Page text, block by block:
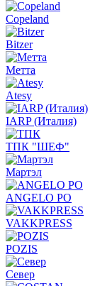
Copeland
Bitzer
Метта
Atesy
IARP (Италия)
ТПК "ШЕФ"
Мартэл
ANGELO PO
VAKKPRESS
POZIS
Север